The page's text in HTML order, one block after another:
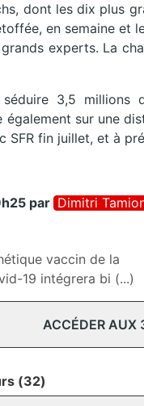
dont les dix plus
en semaine et
experts. La
3,5 millions
sur une
fin juillet, et à
par Dimitri
vaccin de la
19 intégrera bi (...)
ACCÉDER AUX
(32)